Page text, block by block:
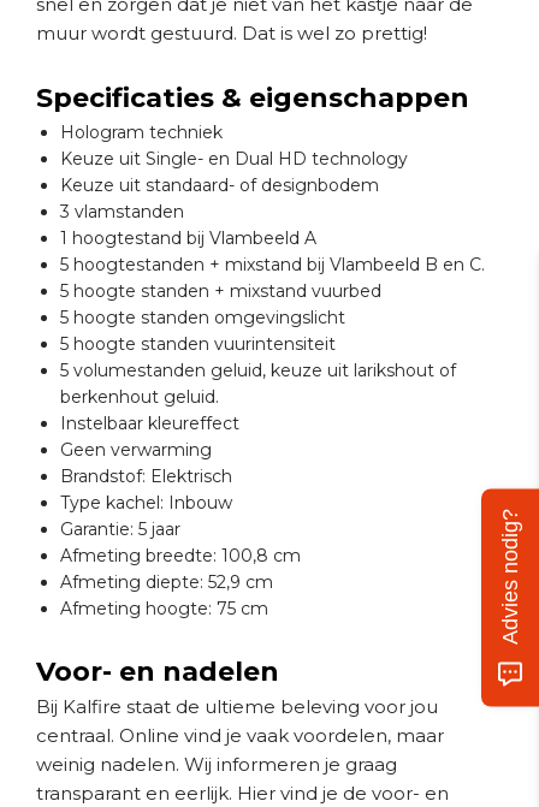
muur wordt gestuurd. Dat is wel zo prettig!
Specificaties & eigenschappen
Hologram techniek
Keuze uit Single- en Dual HD technology
Keuze uit standaard- of designbodem
3 vlamstanden
1 hoogtestand bij Vlambeeld A
5 hoogtestanden + mixstand bij Vlambeeld B en C.
5 hoogte standen + mixstand vuurbed
5 hoogte standen omgevingslicht
5 hoogte standen vuurintensiteit
5 volumestanden geluid, keuze uit larikshout of
berkenhout geluid.
Instelbaar kleureffect
Geen verwarming
Brandstof: Elektrisch
Type kachel: Inbouw
Garantie: 5 jaar
Afmeting breedte: 100,8 cm
Afmeting diepte: 52,9 cm
Afmeting hoogte: 75 cm
Voor- en nadelen
Bij Kalfire staat de ultieme beleving voor jou
centraal. Online vind je vaak voordelen, maar
weinig nadelen. Wij informeren je graag
transparant en eerlijk. Hier vind je de voor- en
Advies nodig?